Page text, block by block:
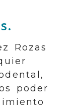
Rozas
poder